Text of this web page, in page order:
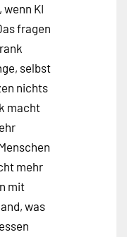
KI
fragen
selbst
nichts
macht
mehr
mit
was